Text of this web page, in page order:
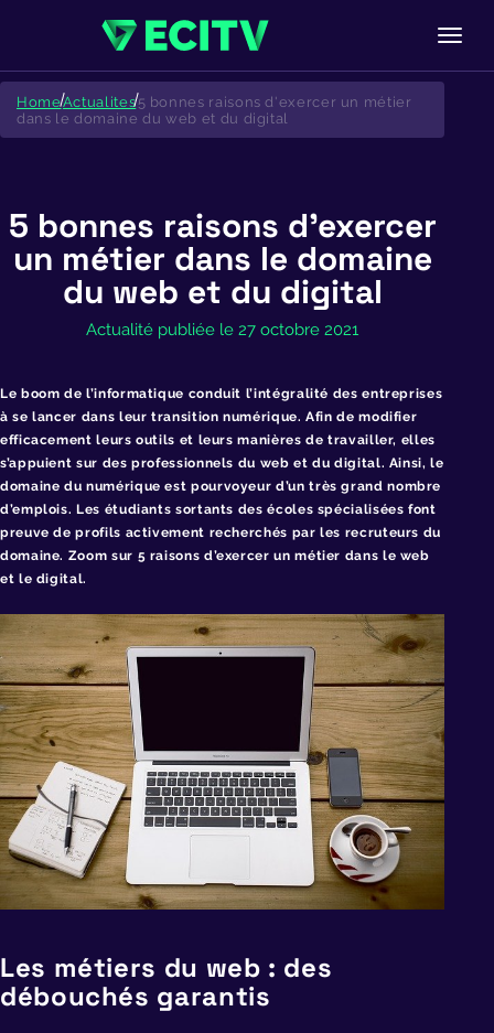
Skip
content
HomeActualites5 bonnes raisons d'exercer un métier
dans le domaine du web et du digital
5 bonnes raisons d’exercer
un métier dans le domaine
du web et du digital
Actualité publiée le 27 octobre 2021
Le boom de l’informatique conduit l’intégralité des entreprises
à se lancer dans leur transition numérique. Afin de modifier
efficacement leurs outils et leurs manières de travailler, elles
s’appuient sur des professionnels du web et du digital. Ainsi, le
domaine du numérique est pourvoyeur d’un très grand nombre
d’emplois. Les étudiants sortants des écoles spécialisées font
preuve de profils activement recherchés par les recruteurs du
domaine. Zoom sur 5 raisons d’exercer un métier dans le web
et le digital.
Les métiers du web : des
débouchés garantis